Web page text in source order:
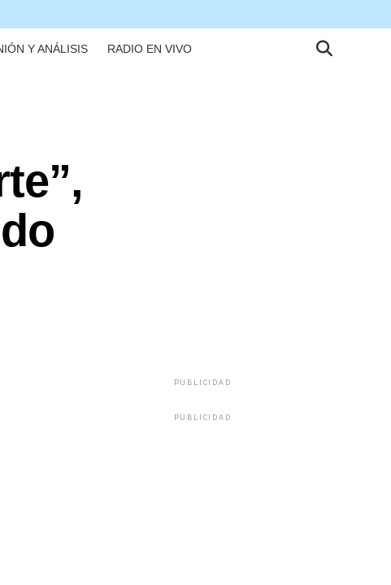
Y ANÁLISIS RADIO EN VIVO
PUBLICIDAD
PUBLICIDAD